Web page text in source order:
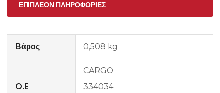
ΕΠΙΠΛΈΟΝ ΠΛΗΡΟΦΟΡΊΕΣ
Βάρος 0,508 kg
O.E
CARGO
334034